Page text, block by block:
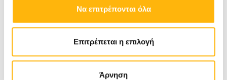
Να επιτρέπονται όλα
Επιτρέπεται η επιλογή
Άρνηση
των περιπτώσεων αλλά και η συνεχώς
αυξανόμενη συχνότητα εμφάνισης της
κατάστασης καθιστούν απαραίτητο τον
σχεδιασμό και την προεγχειρητική προετοιμασία